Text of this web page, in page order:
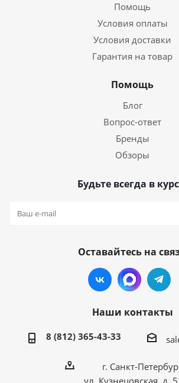
Помощь
Условия оплаты
Условия доставки
Гарантия на товар
Помощь
Блог
Вопрос-ответ
Бренды
Обзоры
Будьте всегда в
Оставайтесь на
Наши контакты
8 (812) 365-43-33
г. Санкт-
ул. Кузнецовская, д.